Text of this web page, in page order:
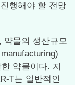
행해야 할 전망
약물의 생산규모
약물이다. 지
T는 일반적인